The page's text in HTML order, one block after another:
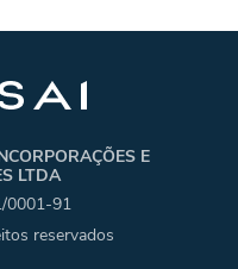
E
LTDA
0001-91
reservados